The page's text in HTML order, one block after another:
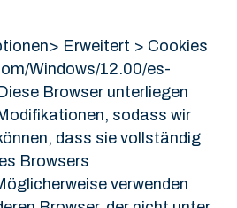
Erweitert > Cookies
Windows/12.00/es-
Browser unterliegen
sodass wir
dass sie vollständig
Browsers
verwenden